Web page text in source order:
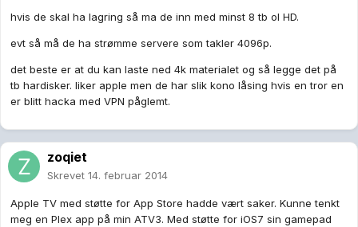
hvis de skal ha lagring så ma de inn med minst 8 tb ol HD.
evt så må de ha strømme servere som takler 4096p.
det beste er at du kan laste ned 4k materialet og så legge det på
tb hardisker. liker apple men de har slik kono låsing hvis en tror en
er blitt hacka med VPN påglemt.
zoqiet
Skrevet 14. februar 2014
Apple TV med støtte for App Store hadde vært saker. Kunne tenkt
meg en Plex app på min ATV3. Med støtte for iOS7 sin gamepad